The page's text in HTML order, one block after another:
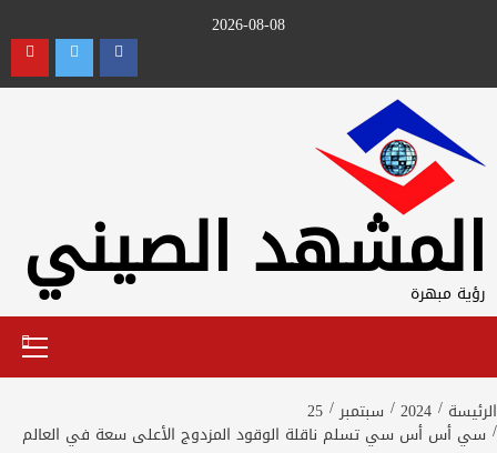
2026-08-08
Facebook
Twitter
المشهد الصيني
رؤية مبهرة
Primary
الرئيسة 2024 سبتمبر 25
سي أس أس سي تسلم ناقلة الوقود المزدوج الأعلى سعة في العالم